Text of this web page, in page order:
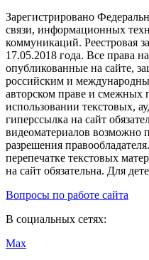
Зарегистрировано
связи, информационных
коммуникаций. Реестровая
17.05.2018 года. Все права
опубликованные на сайте,
российским и
авторском праве и
использовании текстовых,
гиперссылка на сайт
видеоматериалов возможно
разрешения
перепечатке текстовых
на сайт обязательна. Для
Вопросы по работе сайта
В социальных сетях:
Max